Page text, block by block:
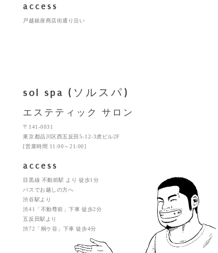
access
戸越銀座商店街通り沿い
sol spa (ソルスパ)
エステティック サロン
〒141-0031
東京都品川区西五反田5-12-3虎ビル2F
[営業時間 11:00～21:00]
access
目黒線 不動前駅 より 徒歩1分
バスでお越しの方へ
渋谷駅より
渋41「不動尊前」下車 徒歩2分
五反田駅より
渋72「桐ケ谷」下車 徒歩4分